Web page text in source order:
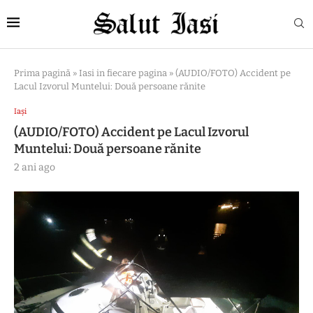
Prima pagină » Iasi in fiecare pagina » (AUDIO/FOTO) Accident pe
Lacul Izvorul Muntelui: Două persoane rănite
Iași
(AUDIO/FOTO) Accident pe Lacul Izvorul
Muntelui: Două persoane rănite
2 ani ago